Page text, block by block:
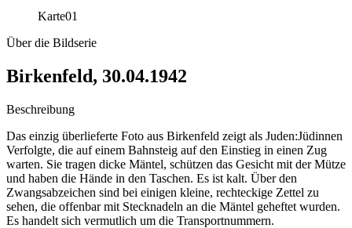
Karte01
Über die Bildserie
Birkenfeld, 30.04.1942
Beschreibung
Das einzig überlieferte Foto aus Birkenfeld zeigt als Juden:Jüdinnen
Verfolgte, die auf einem Bahnsteig auf den Einstieg in einen Zug
warten. Sie tragen dicke Mäntel, schützen das Gesicht mit der Mütze
und haben die Hände in den Taschen. Es ist kalt. Über den
Zwangsabzeichen sind bei einigen kleine, rechteckige Zettel zu
sehen, die offenbar mit Stecknadeln an die Mäntel geheftet wurden.
Es handelt sich vermutlich um die Transportnummern.